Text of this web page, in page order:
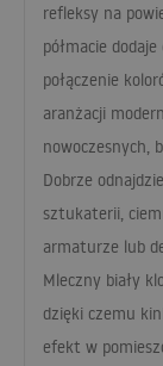
refleksy na
półmacie
połączenie
aranżacji
nowoczesnych,
Dobrze
sztukaterii,
armaturze lub
Mleczny biały
dzięki czemu
efekt w